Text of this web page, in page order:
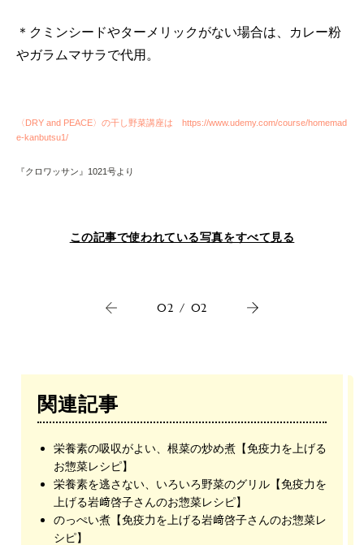
＊クミンシードやターメリックがない場合は、カレー粉
やガラムマサラで代用。
〈DRY and PEACE〉の干し野菜講座は https://www.udemy.com/course/homemad
e-kanbutsu1/
『クロワッサン』1021号より
この記事で使われている写真をすべて見る
02 / 02
関連記事
栄養素の吸収がよい、根菜の炒め煮【免疫力を上げる
お惣菜レシピ】
栄養素を逃さない、いろいろ野菜のグリル【免疫力を
上げる岩﨑啓子さんのお惣菜レシピ】
のっぺい煮【免疫力を上げる岩﨑啓子さんのお惣菜レ
シピ】